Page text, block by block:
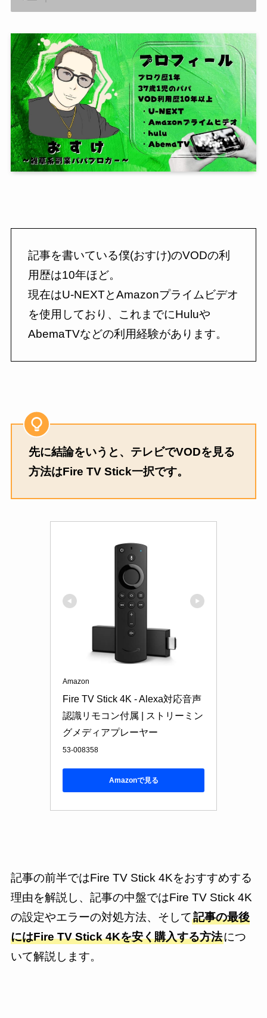
記事を書いている僕(おすけ)のVODの利
用歴は10年ほど。
現在はU-NEXTとAmazonプライムビデオ
を使用しており、これまでにHuluや
AbemaTVなどの利用経験があります。
先に結論をいうと、テレビでVODを見る
方法はFire TV Stick一択です。
Amazon
Fire TV Stick 4K - Alexa対応音声
認識リモコン付属 | ストリーミン
グメディアプレーヤー
53-008358
Amazonで見る
記事の前半ではFire TV Stick 4Kをおすすめする
理由を解説し、記事の中盤ではFire TV Stick 4K
の設定やエラーの対処方法、そして記事の最後
にはFire TV Stick 4Kを安く購入する方法につ
いて解説します。